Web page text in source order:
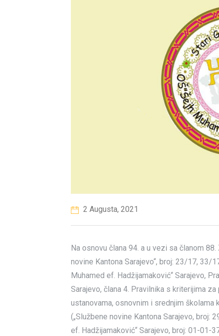
2 Augusta, 2021
Na osnovu člana 94. a u vezi sa članom
novine Kantona Sarajevo“, broj: 23/17, 33/
Muhamed ef. Hadžijamaković“ Sarajevo,
Sarajevo, člana 4. Pravilnika s kriterijima
ustanovama, osnovnim i srednjim školama
(„Službene novine Kantona Sarajevo, broj:
ef. Hadžijamaković“ Sarajevo, broj: 01-